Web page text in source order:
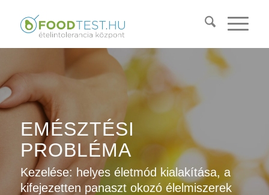
EMÉSZTÉSI
PROBLÉMA
Kezelése: helyes életmód kialakítása, a
kifejezetten panaszt okozó élelmiszerek